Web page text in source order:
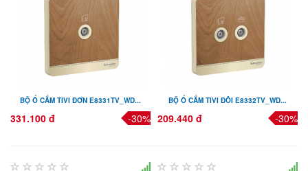
BỘ Ổ CẮM TIVI ĐƠN E8331TV_WD...
331.100 đ -30%
BỘ Ổ CẮM TIVI ĐÔI E8332TV_WD...
209.440 đ -30%